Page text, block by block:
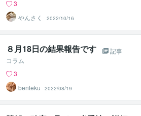
3
やんさく
2022/10/16
８月18日の結果報告です
記事
コラム
3
benteku
2022/08/19